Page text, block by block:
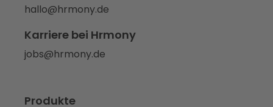
hallo@hrmony.de
Karriere bei Hrmony
jobs@hrmony.de
Produkte